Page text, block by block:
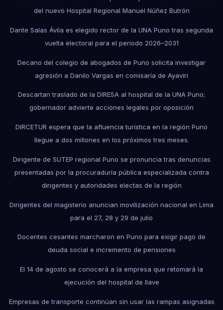
del nuevo Hospital Regional Manuel Núñez Butrón
Dante Salas Ávila es elegido rector de la UNA Puno tras segunda
vuelta electoral para el periodo 2026–2031
Decano del colegio de abogados de Puno solicita investigar
agresión a Danilo Vargas en comisaría de Ayaviri
Descartan traslado de la DIRESA al hospital de la UNA Puno;
gobernador advierte acciones legales por oposición
DIRCETUR espera que la afluencia turística en la región Puno
llegue a dos millones en los próximos tres meses.
Dirigente de SUTEP regional Puno se pronuncia tras denuncias
presentadas por la procuraduría pública especializada contra
dirigentes y autoridades electas de la región
Dirigentes del magisterio anuncian movilización nacional en Lima
para el 27, 28 y 29 de julio
Docentes cesantes marcharon en Puno para exigir pago de
deuda social e incremento de pensiones
El 14 de agosto se conocerá a la empresa que retomará la
ejecución del hospital de Ilave
Empresas de transporte continúan sin usar las rampas asignadas